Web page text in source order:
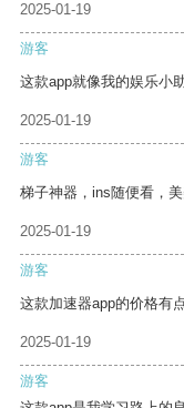
2025-01-19
游客
这款app就像我的娱乐小
2025-01-19
游客
梯子神器，ins随便看，美
2025-01-19
游客
这款加速器app的价格有
2025-01-19
游客